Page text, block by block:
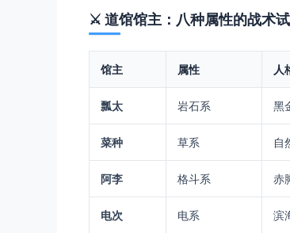
⚔️ ​ 道馆馆主：八种属性的战术
​馆主​ ​属性​ 人
​瓢太​ 岩石系 黑
​菜种​ 草系 自
​阿李​ 格斗系 赤
​电次​ 电系 滨